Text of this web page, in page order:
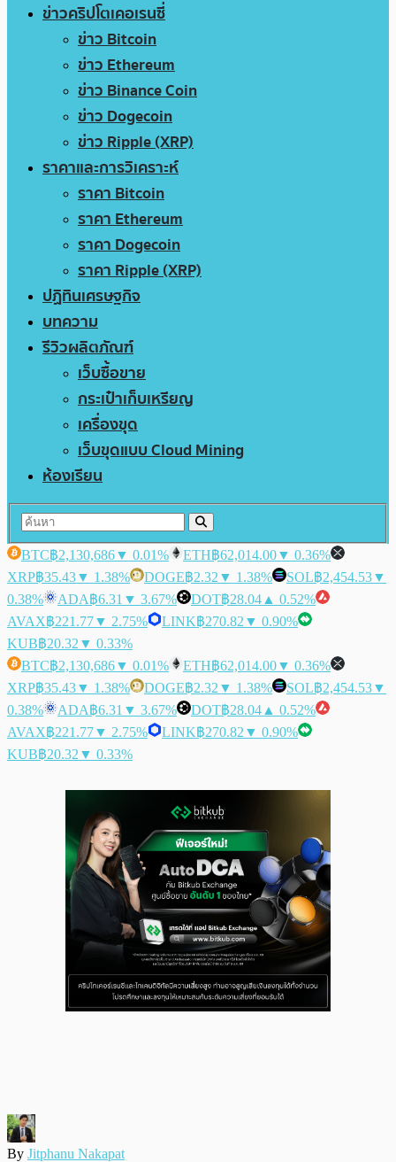
ข่าวคริปโตเคอเรนซี่
ข่าว Bitcoin
ข่าว Ethereum
ข่าว Binance Coin
ข่าว Dogecoin
ข่าว Ripple (XRP)
ราคาและการวิเคราะห์
ราคา Bitcoin
ราคา Ethereum
ราคา Dogecoin
ราคา Ripple (XRP)
ปฏิทินเศรษฐกิจ
บทความ
รีวิวผลิตภัณฑ์
เว็บซื้อขาย
กระเป๋าเก็บเหรียญ
เครื่องขุด
เว็บขุดแบบ Cloud Mining
ห้องเรียน
BTC฿2,130,686▼ 0.01% ETH฿62,014.00▼ 0.36%
XRP฿35.43▼ 1.38% DOGE฿2.32 ▼ 1.38% SOL฿2,454.53▼
0.38%
ADA฿6.31 ▼ 3.67% DOT฿28.04 ▲ 0.52%
AVAX฿221.77▼ 2.75% LINK฿270.82 ▼ 0.90%
KUB฿20.32 ▼ 0.33%
BTC฿2,130,686▼ 0.01% ETH฿62,014.00▼ 0.36%
XRP฿35.43▼ 1.38% DOGE฿2.32 ▼ 1.38% SOL฿2,454.53▼
0.38%
ADA฿6.31 ▼ 3.67% DOT฿28.04 ▲ 0.52%
AVAX฿221.77▼ 2.75% LINK฿270.82 ▼ 0.90%
KUB฿20.32 ▼ 0.33%
By Jitphanu Nakapat